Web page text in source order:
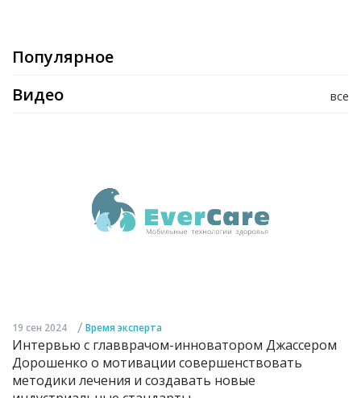
Популярное
все
Видео
19 сен 2024 / Время эксперта
Интервью с главврачом-инноватором Джассером
Дорошенко о мотивации совершенствовать
методики лечения и создавать новые